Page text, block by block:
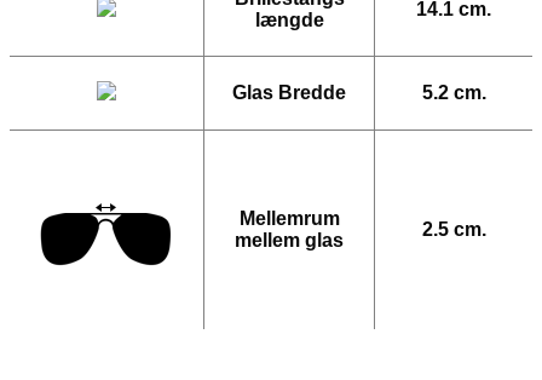
længde
14.1 cm.
Glas Bredde 5.2 cm.
Mellemrum
mellem glas
2.5 cm.